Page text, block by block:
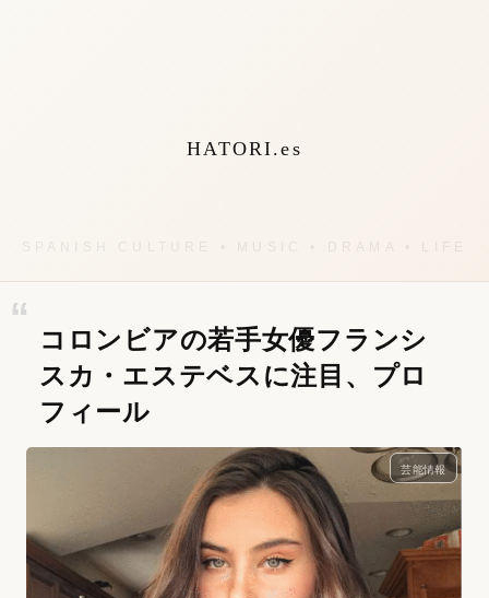
HATORI.es
コロンビアの若手女優フランシ
スカ・エステベスに注目、プロ
フィール
芸能情報